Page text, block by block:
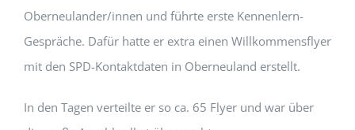
Oberneulander/innen und führte erste Kennenlern-
Gespräche. Dafür hatte er extra einen Willkommensflyer
mit den SPD-Kontaktdaten in Oberneuland erstellt.
In den Tagen verteilte er so ca. 65 Flyer und war über